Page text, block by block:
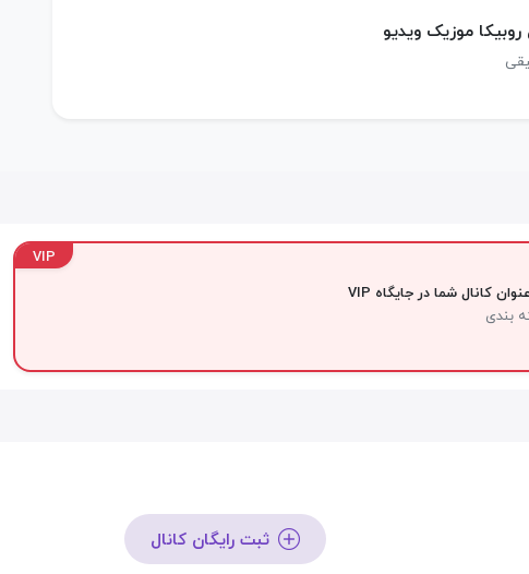
روبیکا موزیک ویدیو
VIP
عنوان کانال شما در جایگاه VIP
بندی
ثبت رایگان کانال